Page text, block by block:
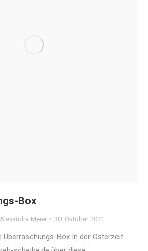
Box
Alexandra Meier 30. Oktober 2021
Überraschungs-Box In der Osterzeit